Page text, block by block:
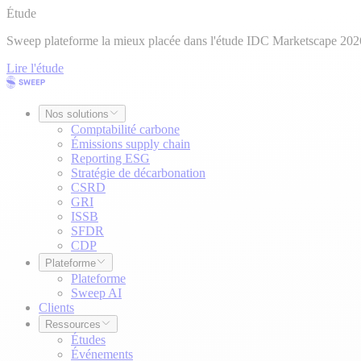
Étude
Sweep plateforme la mieux placée dans l'étude IDC Marketscape
Lire l'étude
Nos solutions
Comptabilité carbone
Émissions supply chain
Reporting ESG
Stratégie de décarbonation
CSRD
GRI
ISSB
SFDR
CDP
Plateforme
Plateforme
Sweep AI
Clients
Ressources
Études
Événements